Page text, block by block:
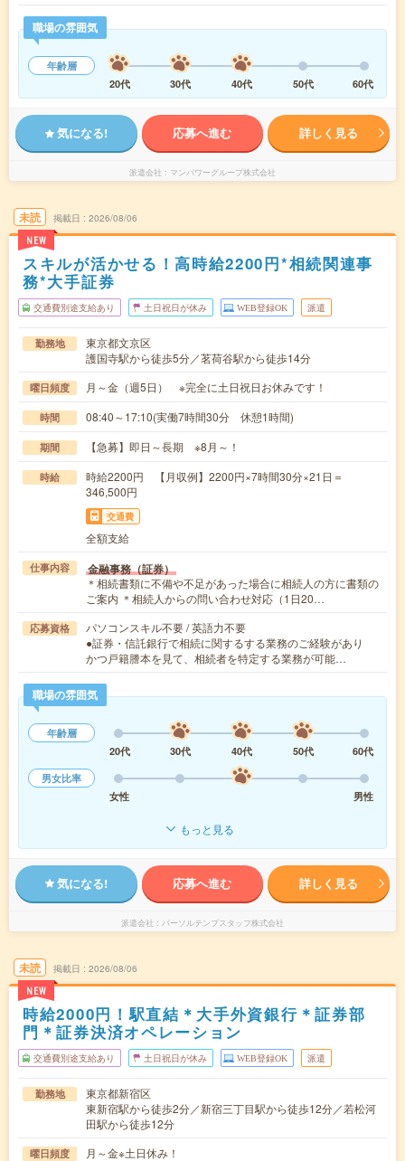
職場の雰囲気
年齢層
20代
30代 40代 50代 60代
気になる! 応募へ進む 詳しく見る
派遣会社 マンパワーグループ株式会社
未読
NEW
掲載日 2026/08/06
スキルが活かせる！高時給2200円*相続関連事
務*大手証券
交通費別途支給あり 土日祝日が休み WEB登録OK 派遣
勤務地
東京都文京区
護国寺駅から徒歩5分／茗荷谷駅から徒歩14分
曜日頻度 月～金（週5日） ※完全に土日祝日お休みです！
時間 08:40～17:10(実働7時間30分 休憩1時間)
期間 【急募】即日～長期 ※8月～！
時給
時給2200円 【月収例】2200円×7時間30分×21日＝
346,500円
交通費
全額支給
仕事内容 金融事務（証券）
＊相続書類に不備や不足があった場合に相続人の方に書類の
ご案内 ＊相続人からの問い合わせ対応（1日20…
応募資格
パソコンスキル不要 / 英語力不要
●証券・信託銀行で相続に関するする業務のご経験があり
かつ戸籍謄本を見て、相続者を特定する業務が可能…
職場の雰囲気
年齢層
20代
30代 40代 50代
60代
男女比率
女性
男性
もっと見る
気になる! 応募へ進む 詳しく見る
派遣会社 パーソルテンプスタッフ株式会社
未読
NEW
掲載日 2026/08/06
時給2000円！駅直結＊大手外資銀行＊証券部
門＊証券決済オペレーション
交通費別途支給あり 土日祝日が休み WEB登録OK 派遣
勤務地
東京都新宿区
東新宿駅から徒歩2分／新宿三丁目駅から徒歩12分／若松河
田駅から徒歩12分
曜日頻度 月～金※土日休み！